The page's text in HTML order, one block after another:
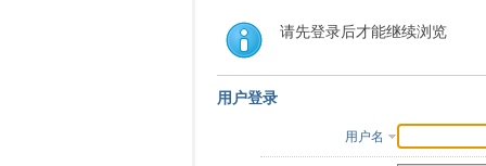
请先登录后才能继续浏览
用户登录
用户名